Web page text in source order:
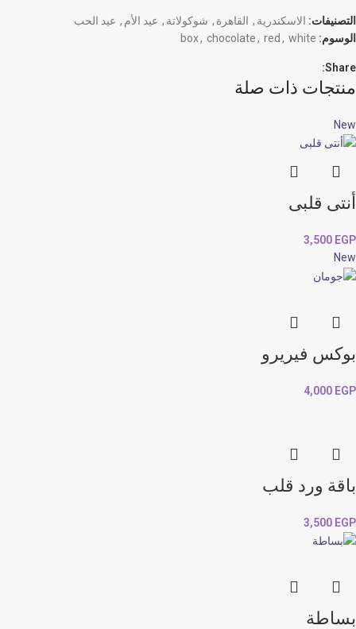
التصنيفات: الاسكندرية , القاهرة , شوكولاتة , عيد الأم , عيد الحب
الوسوم:
box, chocolate, red , white
Share:
منتجات ذات صلة
New
أنتى قلبى
3,500 EGP
New
بوكس فيريرو
4,000 EGP
باقة ورد قلب
3,500 EGP
بساطة